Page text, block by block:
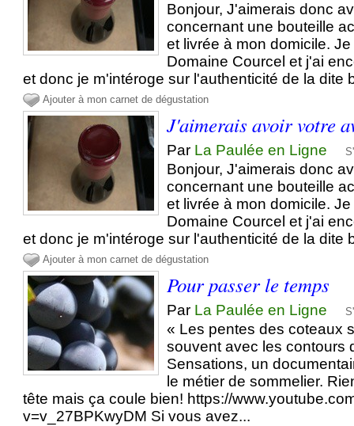
Bonjour, J'aimerais donc
concernant une bouteille
et livrée à mon domicile.
Domaine Courcel et j'ai
et donc je m'intéroge sur l'authenticité de la dite
Ajouter à mon carnet de dégustation
J'aimerais avoir votre
Par La Paulée en Ligne
Bonjour, J'aimerais donc
concernant une bouteille
et livrée à mon domicile.
Domaine Courcel et j'ai
et donc je m'intéroge sur l'authenticité de la dite
Ajouter à mon carnet de dégustation
Pour passer le temps
Par La Paulée en Ligne
« Les pentes des coteaux
souvent avec les contours
Sensations, un
le métier de sommelier.
tête mais ça coule bien! https://
v=v_27BPKwyDM Si vous avez...